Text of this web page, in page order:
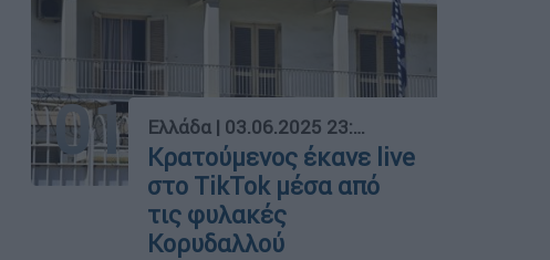
01 Ελλάδα | 03.06.2025 23:32
Κρατούμενος έκανε live
στο TikTok μέσα από
τις φυλακές
Κορυδαλλού